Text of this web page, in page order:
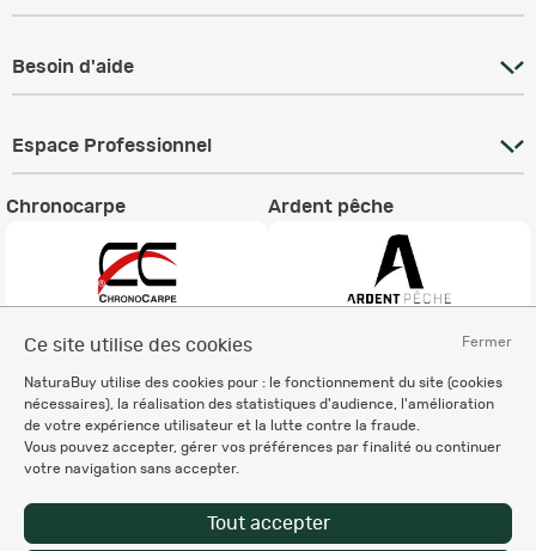
Fermer
Ce site utilise des cookies
NaturaBuy utilise des cookies pour : le fonctionnement du site (cookies
nécessaires), la réalisation des statistiques d'audience, l'amélioration
de votre expérience utilisateur et la lutte contre la fraude.
Vous pouvez accepter, gérer vos préférences par finalité ou continuer
votre navigation sans accepter.
Tout accepter
Besoin d'aide
Espace Professionnel
Chronocarpe Ardent pêche
Charte éthique
Mentions légales
Règlement & Conditions d'utilisation
Politique de protection
des données personnelles
Personnalisation des cookies